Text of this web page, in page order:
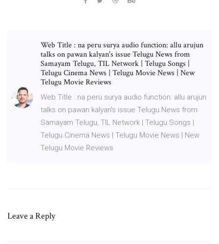
Web Title : na peru surya audio function: allu arujun
talks on pawan kalyan's issue Telugu News from
Samayam Telugu, TIL Network | Telugu Songs |
Telugu Cinema News | Telugu Movie News | New
Telugu Movie Reviews
Web Title : na peru surya audio function: allu arujun
talks on pawan kalyan's issue Telugu News from
Samayam Telugu, TIL Network | Telugu Songs |
Telugu Cinema News | Telugu Movie News | New
Telugu Movie Reviews
Leave a Reply